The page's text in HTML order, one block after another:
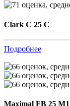
Clark C 25 C
Подробнее
Maximal FB 25